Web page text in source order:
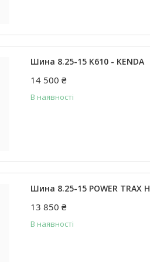
Шина 8.25-15 K610 - KENDA
14 500 ₴
В наявності
Шина 8.25-15 POWER TRAX
13 850 ₴
В наявності